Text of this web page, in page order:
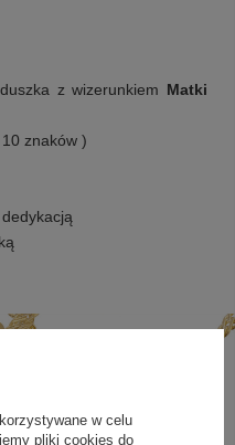
z wizerunkiem Matki
znaków )
w celu
pliki cookies do